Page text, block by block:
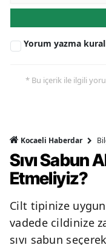
Yorum yazma
* Bu içerik ile ilgili
Kocaeli Haberdar
Sıvı Sabun
Etmeliyiz?
Cilt tipinize
vadede cildinize
sıvı sabun